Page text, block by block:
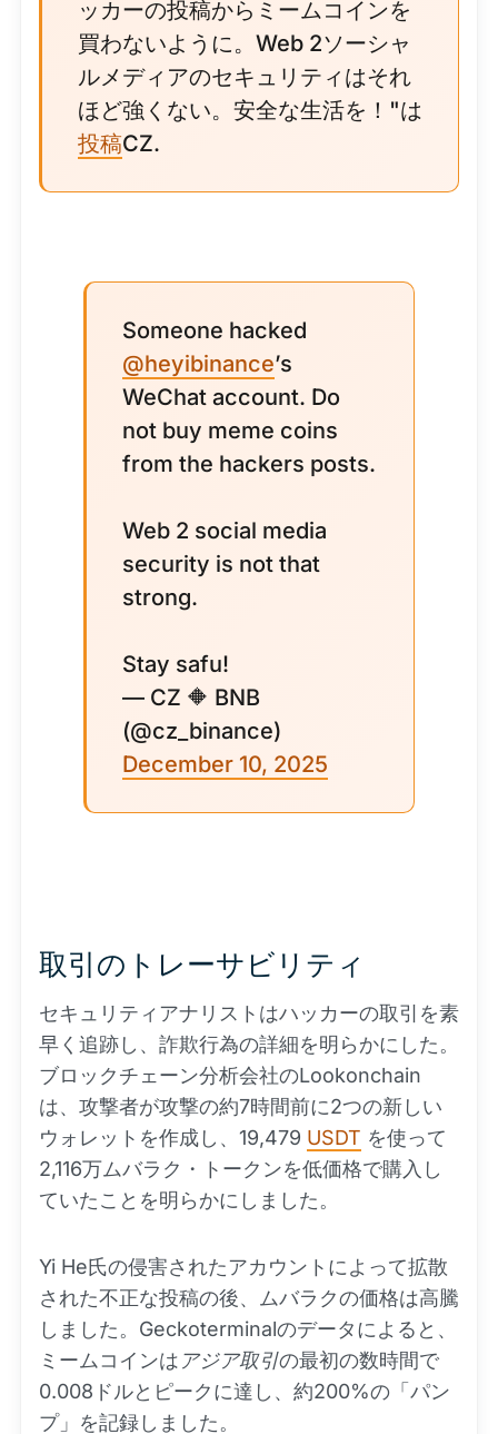
ッカーの投稿からミームコインを
買わないように。Web 2ソーシャ
ルメディアのセキュリティはそれ
ほど強くない。安全な生活を！"は
投稿CZ.
Someone hacked
@heyibinance’s
WeChat account. Do
not buy meme coins
from the hackers posts.
Web 2 social media
security is not that
strong.
Stay safu!
— CZ 🔶 BNB
(@cz_binance)
December 10, 2025
取引のトレーサビリティ
セキュリティアナリストはハッカーの取引を素
早く追跡し、詐欺行為の詳細を明らかにした。
ブロックチェーン分析会社のLookonchain
は、攻撃者が攻撃の約7時間前に2つの新しい
ウォレットを作成し、19,479 USDT を使って
2,116万ムバラク・トークンを低価格で購入し
ていたことを明らかにしました。
Yi He氏の侵害されたアカウントによって拡散
された不正な投稿の後、ムバラクの価格は高騰
しました。Geckoterminalのデータによると、
ミームコインは アジア取引の最初の数時間で
0.008ドルとピークに達し、約200%の「パン
プ」を記録しました。